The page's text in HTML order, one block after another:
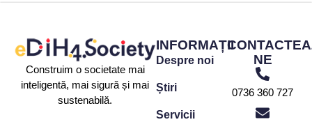
Construim o societate mai
inteligentă, mai sigură și mai
sustenabilă.
INFORMAȚII
Despre noi
Știri
Servicii
NE
0736 360 727